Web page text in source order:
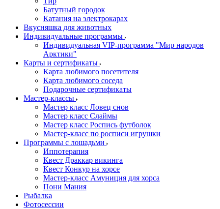
Батутный городок
Катания на электрокарах
Вкусняшка для животных
Индивидуальные программы
Индивидуальная VIP-программа "Мир народов
Арктики"
Карты и сертификаты
Карта любимого посетителя
Карта любимого соседа
Подарочные сертификаты
Мастер-классы
Мастер класс Ловец снов
Мастер класс Слаймы
Мастер класс Роспись футболок
Мастер-класс по росписи игрушки
Программы с лошадьми
Иппотерапия
Квест Драккар викинга
Квест Конкур на хорсе
Мастер-класс Амуниция для хорса
Пони Мания
Рыбалка
Фотосессии